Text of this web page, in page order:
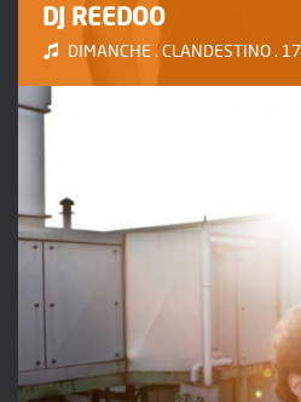
DJ REEDOO
DIMANCHE . CLANDESTINO .